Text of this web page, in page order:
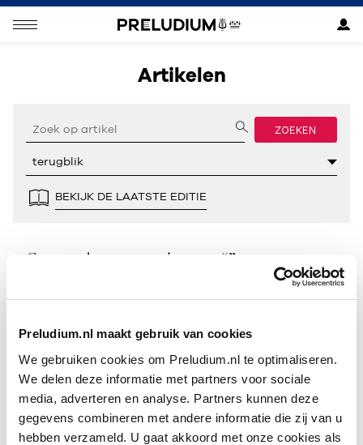
Preludium.nl maakt gebruik van cookies
We gebruiken cookies om Preludium.nl te optimaliseren.
We delen deze informatie met partners voor sociale
media, adverteren en analyse. Partners kunnen deze
gegevens combineren met andere informatie die zij van u
hebben verzameld. U gaat akkoord met onze cookies als
Artikelen
ZOEKEN
BEKIJK DE LAATSTE EDITIE
Geen resultaten gevonden voor “”.